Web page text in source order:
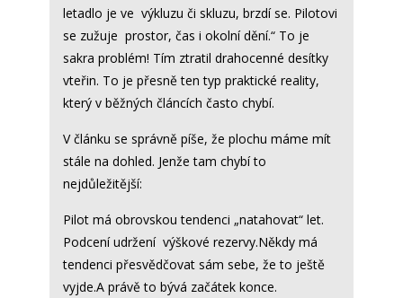
letadlo je ve výkluzu či skluzu, brzdí se. Pilotovi
se zužuje prostor, čas i okolní dění.“ To je
sakra problém! Tím ztratil drahocenné desítky
vteřin. To je přesně ten typ praktické reality,
který v běžných článcích často chybí.
V článku se správně píše, že plochu máme mít
stále na dohled. Jenže tam chybí to
nejdůležitější:
Pilot má obrovskou tendenci „natahovat“ let.
Podcení udržení výškové rezervy.Někdy má
tendenci přesvědčovat sám sebe, že to ještě
vyjde.A právě to bývá začátek konce.